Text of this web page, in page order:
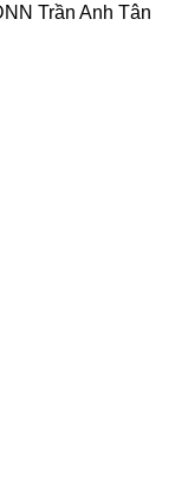
Trần Anh Tân